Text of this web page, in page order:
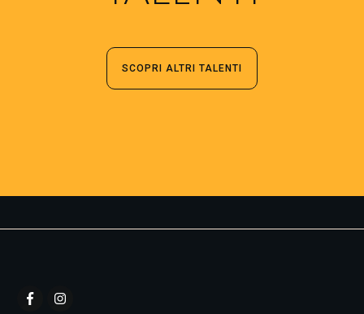
SCOPRI ALTRI TALENTI